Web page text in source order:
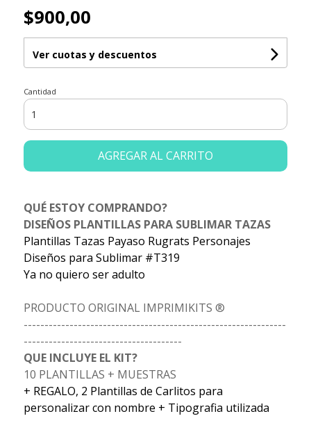
$900,00
Ver cuotas y descuentos
Cantidad
AGREGAR AL CARRITO
QUÉ ESTOY COMPRANDO?
DISEÑOS PLANTILLAS PARA SUBLIMAR TAZAS
Plantillas Tazas Payaso Rugrats Personajes
Diseños para Sublimar #T319
Ya no quiero ser adulto
PRODUCTO ORIGINAL IMPRIMIKITS ®
---------------------------------------------------------------
--------------------------------------
QUE INCLUYE EL KIT?
10 PLANTILLAS + MUESTRAS
+ REGALO, 2 Plantillas de Carlitos para
personalizar con nombre + Tipografia utilizada